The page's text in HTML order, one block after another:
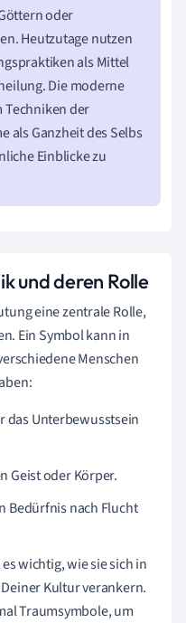
oder
Heutzutage nutzen
als Mittel
Die moderne
der
als Ganzheit des Selbs
Einblicke zu
und deren Rolle
eine zentrale Rolle,
Ein Symbol kann in
Menschen
das Unterbewusstsein
Geist oder Körper.
Bedürfnis nach Flucht
wichtig, wie sie sich in
Kultur verankern.
Traumsymbole, um